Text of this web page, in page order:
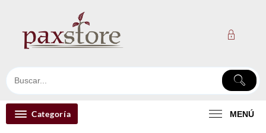
contenido
Categoría MENÚ